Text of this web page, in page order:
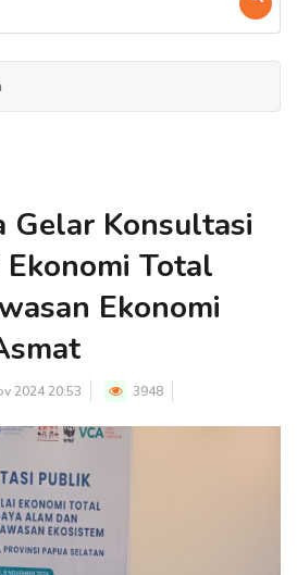
Gelar Konsultasi
Total
Ekonomi
2024 20:53 3948